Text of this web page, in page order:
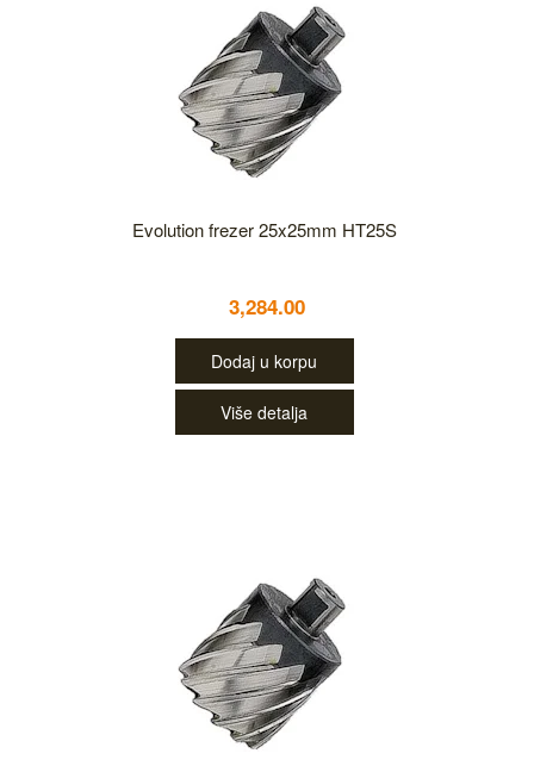
Evolution frezer 25x25mm HT25S
3,284.00
Dodaj u korpu
Više detalja